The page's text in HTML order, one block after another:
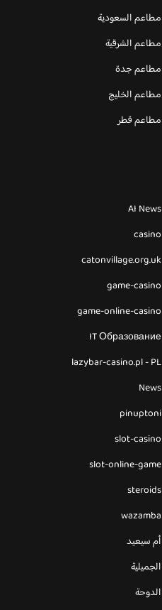
مطاعم السعودية
مطاعم الشرقية
مطاعم جدة
مطاعم الخليج
مطاعم قطر
AI News
casino
catonvillage.org.uk
game-casino
game-online-casino
IT Образование
lazybar-casino.pl - PL
News
pinuptoni
slot-casino
slot-online-game
steroids
wazamba
أم سيعيد
الجميلية
الدوحة